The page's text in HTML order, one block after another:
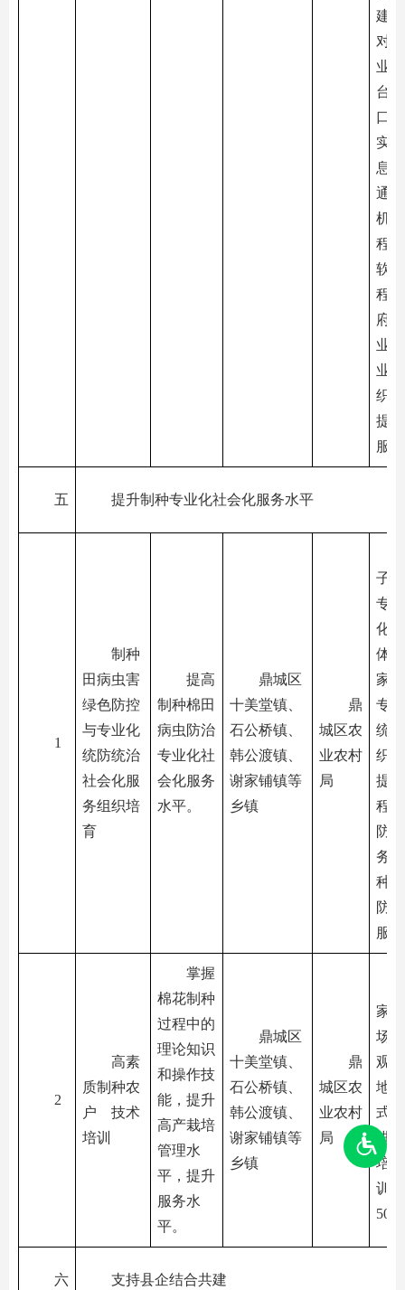
建
对
业
台
口
实
息
通
机
程
软
程
府
业
业
织
提
服
五 提升制种专业化社会化服务水平
1
制种
田病虫害
绿色防控
与专业化
统防统治
社会化服
务组织培
育
提高
制种棉田
病虫防治
专业化社
会化服务
水平。
鼎城区
十美堂镇、
石公桥镇、
韩公渡镇、
谢家铺镇等
乡镇
鼎
城区农
业农村
局
子
专
化
体
家
专
统
织
提
程
防
务
种
防
服
2
高素
质制种农
户 技术
培训
掌握
棉花制种
过程中的
理论知识
和操作技
能，提升
高产栽培
管理水
平，提升
服务水
平。
鼎城区
十美堂镇、
石公桥镇、
韩公渡镇、
谢家铺镇等
乡镇
鼎
城区农
业农村
局
家
场
观
地
式
进
培
训
500
六 支持县企结合共建